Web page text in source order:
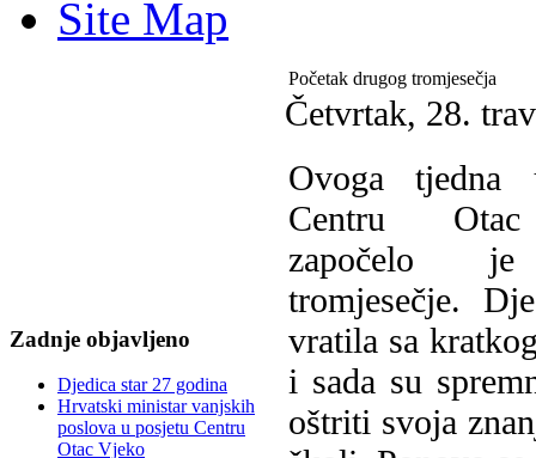
Site Map
Zadnje objavljeno
Djedica star 27 godina
Hrvatski ministar vanjskih
poslova u posjetu Centru
Otac Vjeko
Početak drugog tromjesečja
Četvrtak, 28.
Ovoga tjedna
Centru
započelo
tromjesečje.
vratila sa
i sada su
oštriti svoja